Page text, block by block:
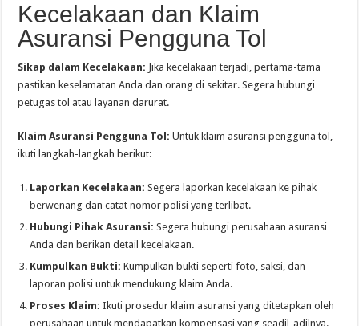
Kecelakaan dan Klaim
Asuransi Pengguna Tol
Sikap dalam Kecelakaan: Jika kecelakaan terjadi, pertama-tama
pastikan keselamatan Anda dan orang di sekitar. Segera hubungi
petugas tol atau layanan darurat.
Klaim Asuransi Pengguna Tol: Untuk klaim asuransi pengguna tol,
ikuti langkah-langkah berikut:
Laporkan Kecelakaan: Segera laporkan kecelakaan ke pihak
berwenang dan catat nomor polisi yang terlibat.
Hubungi Pihak Asuransi: Segera hubungi perusahaan asuransi
Anda dan berikan detail kecelakaan.
Kumpulkan Bukti: Kumpulkan bukti seperti foto, saksi, dan
laporan polisi untuk mendukung klaim Anda.
Proses Klaim: Ikuti prosedur klaim asuransi yang ditetapkan oleh
perusahaan untuk mendapatkan kompensasi yang seadil-adilnya.